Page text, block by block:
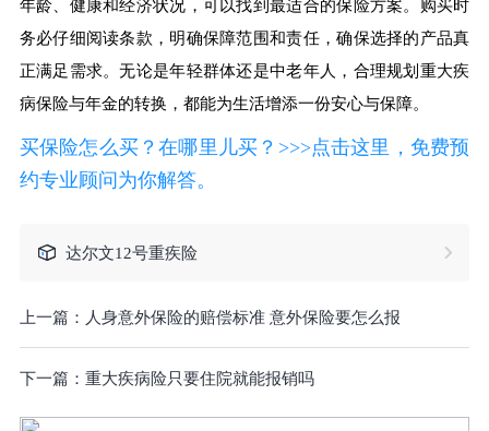
年龄、健康和经济状况，可以找到最适合的保险方案。购买时
务必仔细阅读条款，明确保障范围和责任，确保选择的产品真
正满足需求。无论是年轻群体还是中老年人，合理规划重大疾
病保险与年金的转换，都能为生活增添一份安心与保障。
买保险怎么买？在哪里儿买？>>>点击这里，免费预
约专业顾问为你解答。
达尔文12号重疾险
上一篇： 人身意外保险的赔偿标准 意外保险要怎么报
下一篇： 重大疾病险只要住院就能报销吗